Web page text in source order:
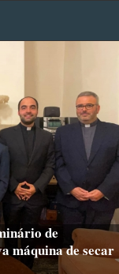
de
máquina de secar